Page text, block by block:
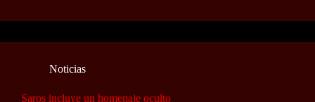
Noticias
Saros incluye un homenaje oculto